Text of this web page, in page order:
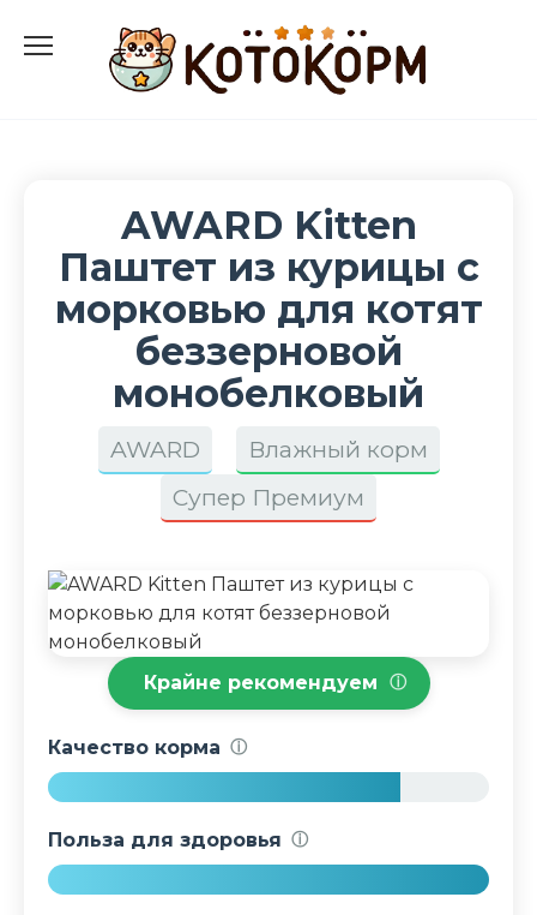
содержанию
AWARD Kitten
Паштет из курицы с
морковью для котят
беззерновой
монобелковый
AWARD
Влажный корм
Супер Премиум
Крайне рекомендуем ⓘ
Качество корма ⓘ
Польза для здоровья ⓘ
1